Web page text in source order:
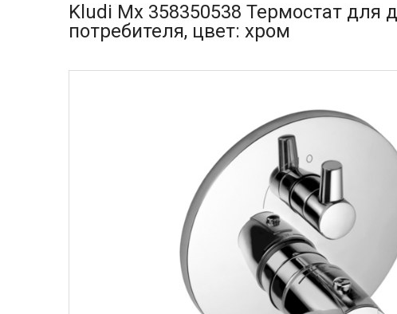
Kludi Mx 358350538 Термостат для
потребителя, цвет: хром